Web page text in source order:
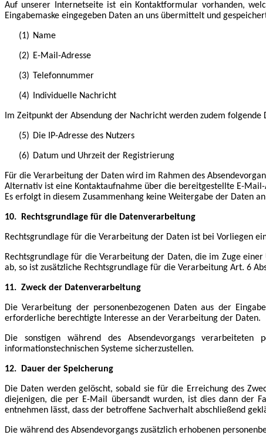
Auf unserer Internetseite ist ein Kontaktformular vorhanden,
Eingabemaske eingegeben Daten an uns übermittelt und
(1) Name
(2) E-Mail-Adresse
(3) Telefonnummer
(4) Individuelle Nachricht
Im Zeitpunkt der Absendung der Nachricht werden zudem folgende
(5) Die IP-Adresse des Nutzers
(6) Datum und Uhrzeit der Registrierung
Für die Verarbeitung der Daten wird im Rahmen des
Alternativ ist eine Kontaktaufnahme über die bereitgestellte E-
Es erfolgt in diesem Zusammenhang keine Weitergabe der Daten
10. Rechtsgrundlage für die Datenverarbeitung
Rechtsgrundlage für die Verarbeitung der Daten ist bei Vorliegen
Rechtsgrundlage für die Verarbeitung der Daten, die im Zuge
ab, so ist zusätzliche Rechtsgrundlage für die Verarbeitung Art. 6
11. Zweck der Datenverarbeitung
Die Verarbeitung der personenbezogenen Daten aus der
erforderliche berechtigte Interesse an der Verarbeitung der Daten.
Die sonstigen während des Absendevorgangs
informationstechnischen Systeme sicherzustellen.
12. Dauer der Speicherung
Die Daten werden gelöscht, sobald sie für die Erreichung des
diejenigen, die per E-Mail übersandt wurden, ist dies dann der
entnehmen lässt, dass der betroffene Sachverhalt abschließend
Die während des Absendevorgangs zusätzlich erhobenen